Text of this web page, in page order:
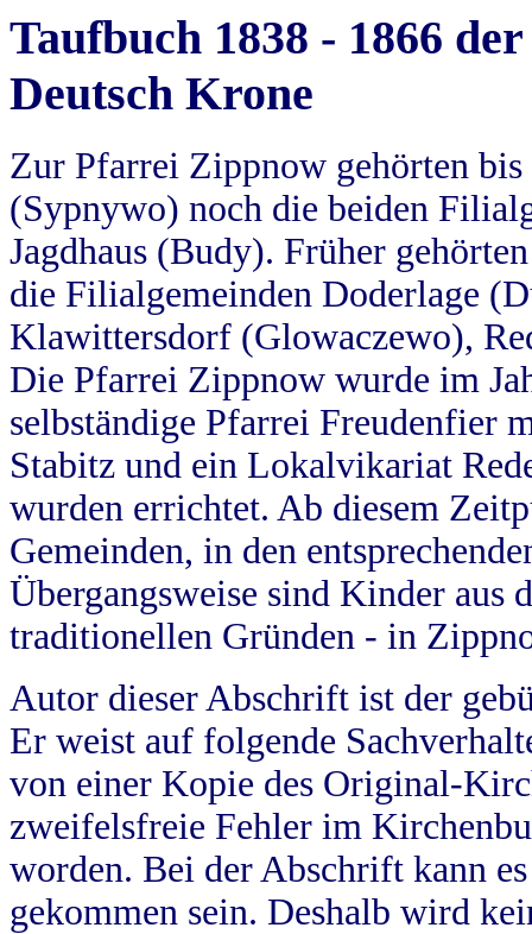
Taufbuch 1838 - 1866
Deutsch Krone
Zur Pfarrei Zippnow gehörten
(Sypnywo) noch die beiden
Jagdhaus (Budy). Früher
die Filialgemeinden Doderlage
Klawittersdorf (Glowaczewo),
Die Pfarrei Zippnow wurde im
selbständige Pfarrei Freudenfier
Stabitz und ein Lokalvikariat
wurden errichtet. Ab diesem
Gemeinden, in den
Übergangsweise sind Kinder aus
traditionellen Gründen - in
Autor dieser Abschrift ist der
Er weist auf folgende
von einer Kopie des Original-
zweifelsfreie Fehler im
worden. Bei der Abschrift kann
gekommen sein. Deshalb wird